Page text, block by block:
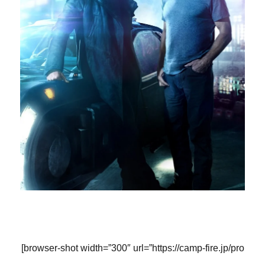
[browser-shot width=”300″ url=”https://camp-fire.jp/pro